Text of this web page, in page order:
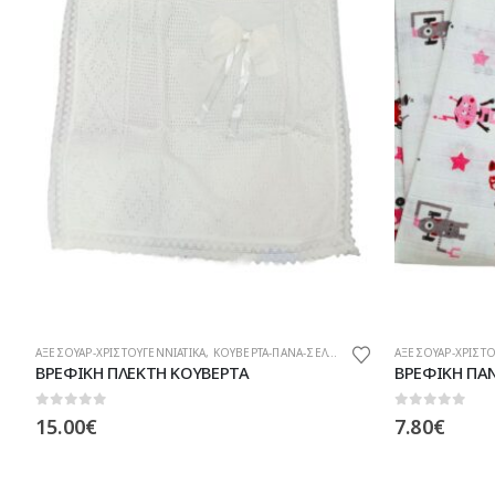
ΑΞΕΣΟΥΑΡ-ΧΡΙΣΤΟΥΓΕΝΝΙΑΤΙΚΑ, ΚΟΥΒΕΡΤΑ-ΠΑΝΑ-ΣΕΛΤΕΔΑΚΙΑ-ΠΑΝΤΑ -ΚΟΥΝΟΥΠΙΕΡΑ-ΦΩΛΙΑ
ΒΡΕΦΙΚΗ ΠΑΝΑ
7.80€
ΑΞΕΣΟΥΑΡ-
ΒΡΕΦΙΚΗ
15.00€